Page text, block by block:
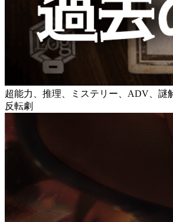
超能力、推理、ミステリー、ADV、謎
反転劇